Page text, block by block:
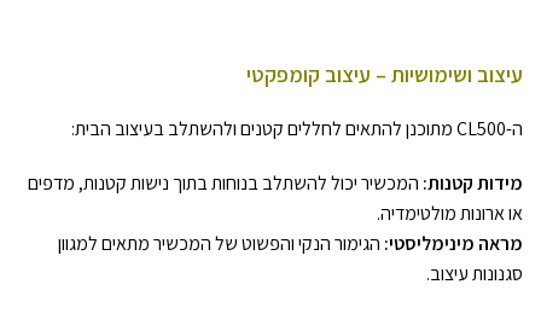
עיצוב ושימושיות – עיצוב קומפקטי
ה-CL500 מתוכנן להתאים לחללים קטנים ולהשתלב בעיצוב הבית:
מידות קטנות: המכשיר יכול להשתלב בנוחות בתוך נישות קטנות, מדפים
או ארונות מולטימדיה.
מראה מינימליסטי: הגימור הנקי והפשוט של המכשיר מתאים למגוון
סגנונות עיצוב.